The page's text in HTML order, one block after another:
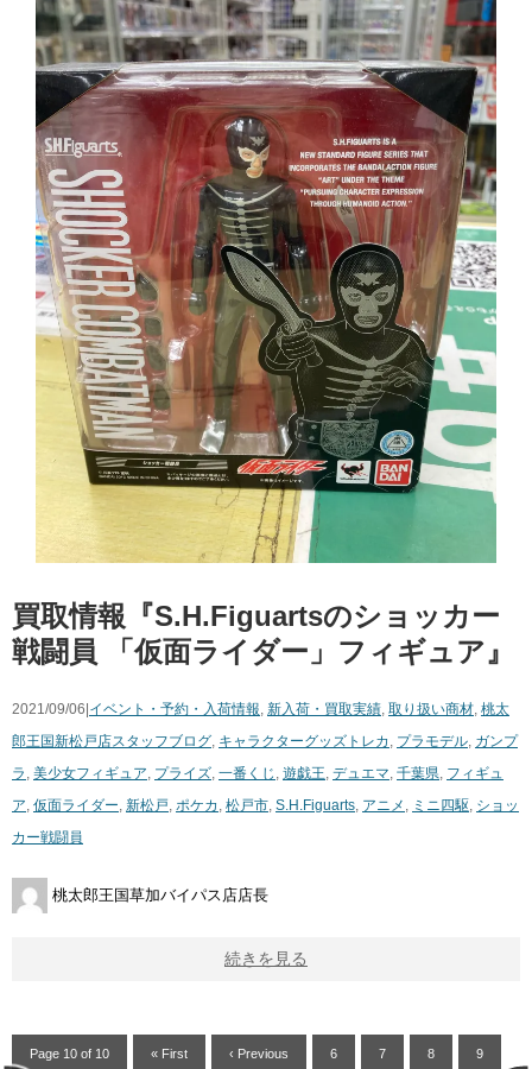
買取情報『S.H.Figuartsのショッカー
戦闘員 ​「仮面ライダー」フィギュア』
2021/09/06| イベント・予約・入荷情報, 新入荷・買取実績, 取り扱い商材, 桃太
郎王国新松戸店スタッフブログ, キャラクターグッズ トレカ , プラモデル, ガンプ
ラ , 美少女フィギュア, プライズ, 一番くじ , 遊戯王, デュエマ, 千葉県, フィギュ
ア, 仮面ライダー, 新松戸, ポケカ , 松戸市, S.H.Figuarts, アニメ , ミニ四駆, ショッ
カー戦闘員
桃太郎王国草加バイパス店店長
続きを見る
Page 10 of 10 « First ‹ Previous 6 7 8 9